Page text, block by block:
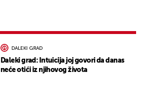
DALEKI GRAD
Daleki grad: Intuicija joj govori da danas
neće otići iz njihovog života